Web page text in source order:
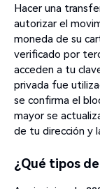
Hacer una
autorizar el
moneda de su
verificado por
acceden a tu
privada fue
se confirma el
mayor se
de tu dirección y
¿Qué tipos